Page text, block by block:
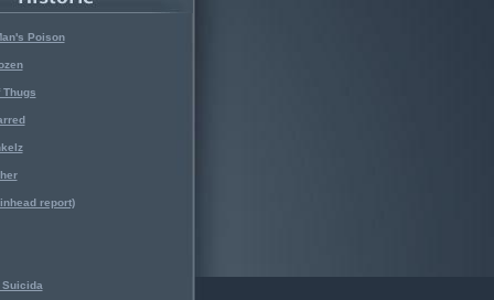
Poison
Thugs
report)
Suicida